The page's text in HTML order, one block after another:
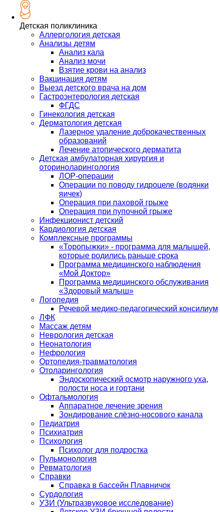
Детская поликлиника
Аллергология детская
Анализы детям
Анализ кала
Анализ мочи
Взятие крови на анализ
Вакцинация детям
Выезд детского врача на дом
Гастроэнтерология детская
ФГДС
Гинекология детская
Дерматология детская
Лазерное удаление доброкачественных
образований
Лечение атопического дерматита
Детская амбулаторная хирургия и
оториноларингология
ЛОР-операции
Операции по поводу гидроцеле (водянки
яичек)
Операция при паховой грыже
Операция при пупочной грыже
Инфекционист детский
Кардиология детская
Комплексные программы
«Торопыжки» - программа для малышей,
которые родились раньше срока
Программа медицинского наблюдения
«Мой Доктор»
Программа медицинского обслуживания
«Здоровый малыш»
Логопедия
Речевой медико-педагогический консилиум
ЛФК
Массаж детям
Неврология детская
Неонатология
Нефрология
Ортопедия-травматология
Отоларингология
Эндоскопический осмотр наружного уха,
полости носа и гортани
Офтальмология
Аппаратное лечение зрения
Зондирование слёзно-носового канала
Педиатрия
Психиатрия
Психология
Психолог для подростка
Пульмонология
Ревматология
Справки
Справка в бассейн Плавничок
Сурдология
УЗИ (Ультразвуковое исследование)